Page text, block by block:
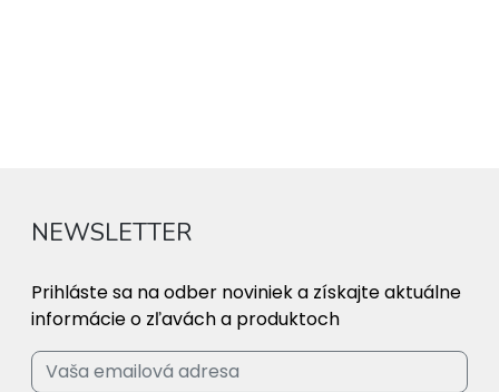
NEWSLETTER
Prihláste sa na odber noviniek a získajte aktuálne
informácie o zľavách a produktoch